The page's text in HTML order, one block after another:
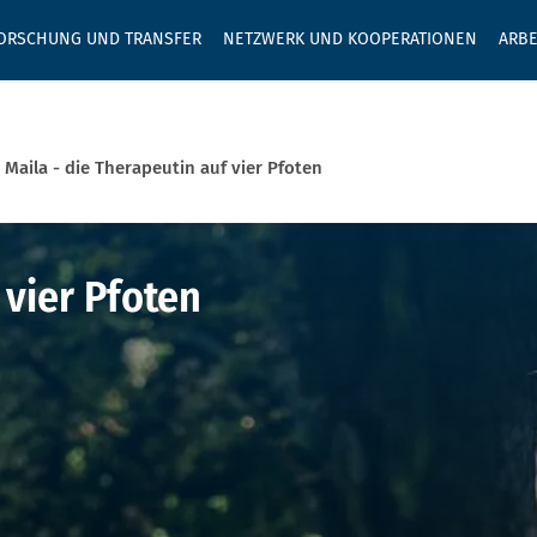
UND TRANSFER NETZWERK UND KOOPERATIONEN
GEBEN SIE
Maila - die Therapeutin auf vier Pfoten
Pfoten